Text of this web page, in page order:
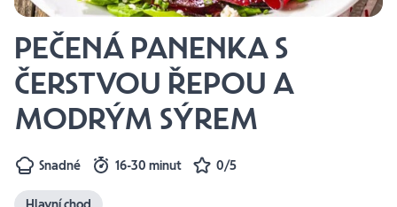
PEČENÁ PANENKA S
ČERSTVOU ŘEPOU A
MODRÝM SÝREM
Snadné 16-30 minut 0/5